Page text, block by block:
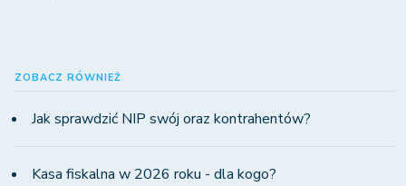
ZOBACZ RÓWNIEŻ
Jak sprawdzić NIP swój oraz kontrahentów?
Kasa fiskalna w 2026 roku - dla kogo?